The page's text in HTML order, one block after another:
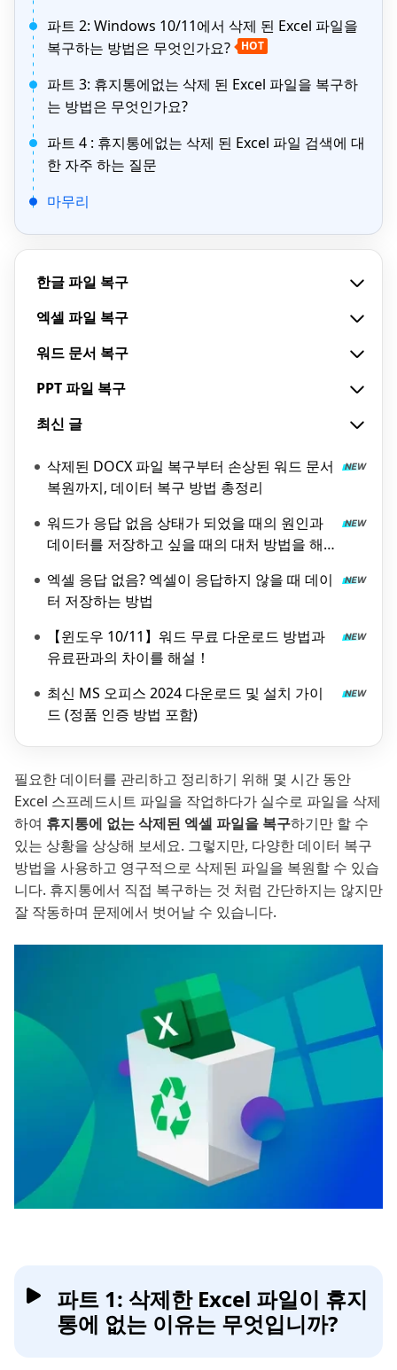
파트 2: Windows 10/11에서 삭제 된 Excel 파일을
복구하는 방법은 무엇인가요?
HOT
파트 3: 휴지통에없는 삭제 된 Excel 파일을 복구하
는 방법은 무엇인가요?
파트 4 : 휴지통에없는 삭제 된 Excel 파일 검색에 대
한 자주 하는 질문
마무리
한글 파일 복구
엑셀 파일 복구
워드 문서 복구
PPT 파일 복구
최신 글
삭제된 DOCX 파일 복구부터 손상된 워드 문서
복원까지, 데이터 복구 방법 총정리
워드가 응답 없음 상태가 되었을 때의 원인과
데이터를 저장하고 싶을 때의 대처 방법을 해
엑셀 응답 없음? 엑셀이 응답하지 않을 때 데이
터 저장하는 방법
【윈도우 10/11】워드 무료 다운로드 방법과
유료판과의 차이를 해설！
최신 MS 오피스 2024 다운로드 및 설치 가이
드 (정품 인증 방법 포함)
필요한 데이터를 관리하고 정리하기 위해 몇 시간 동안
Excel 스프레드시트 파일을 작업하다가 실수로 파일을 삭제
하여 휴지통에 없는 삭제된 엑셀 파일을 복구하기만 할 수
있는 상황을 상상해 보세요. 그렇지만, 다양한 데이터 복구
방법을 사용하고 영구적으로 삭제된 파일을 복원할 수 있습
니다. 휴지통에서 직접 복구하는 것 처럼 간단하지는 않지만
잘 작동하며 문제에서 벗어날 수 있습니다.
파트 1: 삭제한 Excel 파일이 휴지
통에 없는 이유는 무엇입니까?